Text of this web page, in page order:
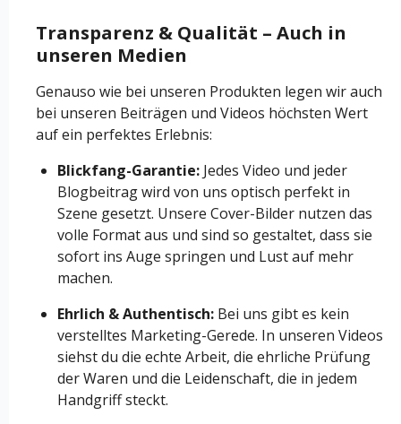
Transparenz & Qualität – Auch in
unseren Medien
Genauso wie bei unseren Produkten legen wir auch
bei unseren Beiträgen und Videos höchsten Wert
auf ein perfektes Erlebnis:
Blickfang-Garantie: Jedes Video und jeder
Blogbeitrag wird von uns optisch perfekt in
Szene gesetzt. Unsere Cover-Bilder nutzen das
volle Format aus und sind so gestaltet, dass sie
sofort ins Auge springen und Lust auf mehr
machen.
Ehrlich & Authentisch: Bei uns gibt es kein
verstelltes Marketing-Gerede. In unseren Videos
siehst du die echte Arbeit, die ehrliche Prüfung
der Waren und die Leidenschaft, die in jedem
Handgriff steckt.